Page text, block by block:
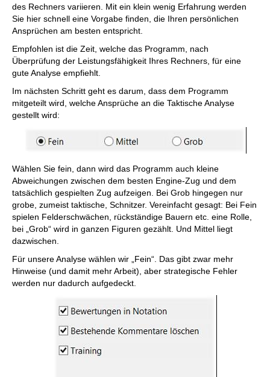
des Rechners variieren. Mit ein klein wenig Erfahrung werden
Sie hier schnell eine Vorgabe finden, die Ihren persönlichen
Ansprüchen am besten entspricht.
Empfohlen ist die Zeit, welche das Programm, nach
Überprüfung der Leistungsfähigkeit Ihres Rechners, für eine
gute Analyse empfiehlt.
Im nächsten Schritt geht es darum, dass dem Programm
mitgeteilt wird, welche Ansprüche an die Taktische Analyse
gestellt wird:
Wählen Sie fein, dann wird das Programm auch kleine
Abweichungen zwischen dem besten Engine-Zug und dem
tatsächlich gespielten Zug aufzeigen. Bei Grob hingegen nur
grobe, zumeist taktische, Schnitzer. Vereinfacht gesagt: Bei Fein
spielen Felderschwächen, rückständige Bauern etc. eine Rolle,
bei „Grob“ wird in ganzen Figuren gezählt. Und Mittel liegt
dazwischen.
Für unsere Analyse wählen wir „Fein“. Das gibt zwar mehr
Hinweise (und damit mehr Arbeit), aber strategische Fehler
werden nur dadurch aufgedeckt.